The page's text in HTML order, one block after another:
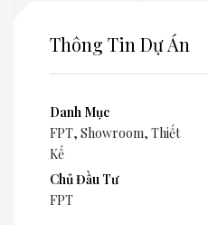
Thông Tin Dự Án
Danh Mục
FPT, Showroom, Thiết
Kế
Chủ Đầu Tư
FPT